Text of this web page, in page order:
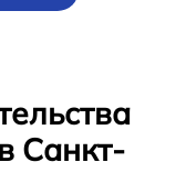
Санкт-